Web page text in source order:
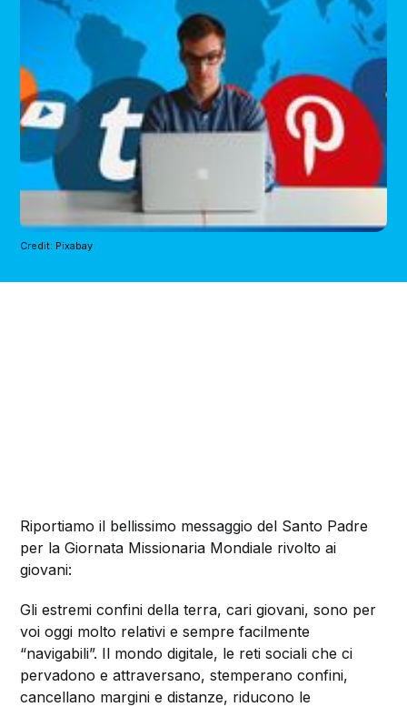
Credit: Pixabay
Riportiamo il bellissimo messaggio del Santo Padre
per la Giornata Missionaria Mondiale rivolto ai
giovani:
Gli estremi confini della terra, cari giovani, sono per
voi oggi molto relativi e sempre facilmente
“navigabili”. Il mondo digitale, le reti sociali che ci
pervadono e attraversano, stemperano confini,
cancellano margini e distanze, riducono le